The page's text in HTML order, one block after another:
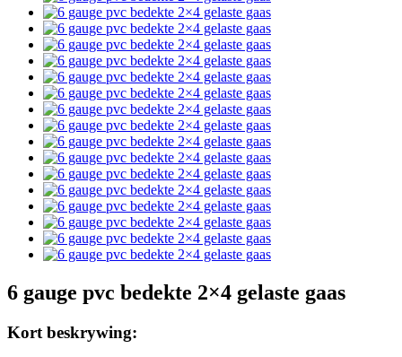
6 gauge pvc bedekte 2×4 gelaste gaas
Kort beskrywing: